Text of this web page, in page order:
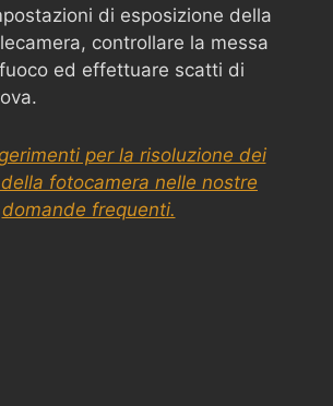
di esposizione della
controllare la messa
ed effettuare scatti di
per la risoluzione dei
fotocamera nelle nostre
domande frequenti.